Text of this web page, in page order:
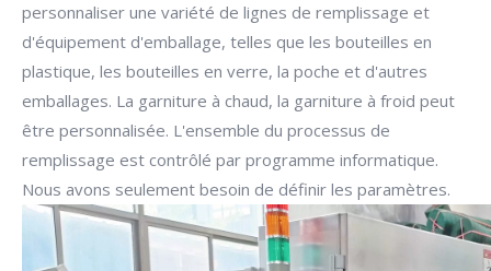
personnaliser une variété de lignes de remplissage et
d'équipement d'emballage, telles que les bouteilles en
plastique, les bouteilles en verre, la poche et d'autres
emballages. La garniture à chaud, la garniture à froid peut
être personnalisée. L'ensemble du processus de
remplissage est contrôlé par programme informatique.
Nous avons seulement besoin de définir les paramètres.